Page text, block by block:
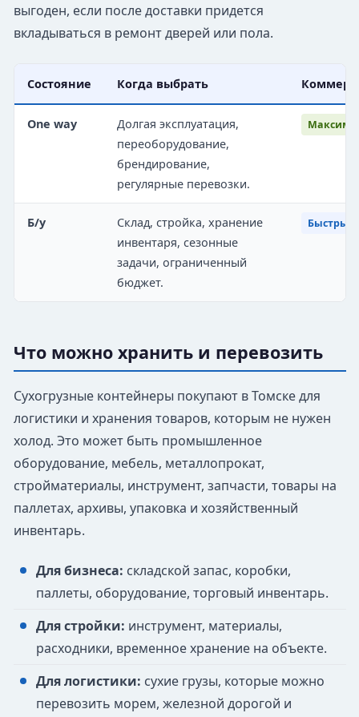
выгоден, если после доставки придется
вкладываться в ремонт дверей или пола.
Состояние Когда выбрать
One way
Долгая эксплуатация,
переоборудование,
брендирование,
регулярные перевозки.
Б/у
Склад, стройка, хранение
инвентаря, сезонные
задачи, ограниченный
бюджет.
Быстрый
Что можно хранить и перевозить
Сухогрузные контейнеры покупают в Томске для
логистики и хранения товаров, которым не нужен
холод. Это может быть промышленное
оборудование, мебель, металлопрокат,
стройматериалы, инструмент, запчасти, товары на
паллетах, архивы, упаковка и хозяйственный
инвентарь.
Для бизнеса: складской запас, коробки,
паллеты, оборудование, торговый инвентарь.
Для стройки: инструмент, материалы,
расходники, временное хранение на объекте.
Для логистики: сухие грузы, которые можно
перевозить морем, железной дорогой и